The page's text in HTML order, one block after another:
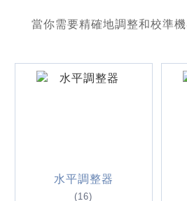
當你需要精確地調整和校準
穩定性和操作效率。傳統的
形和壓力過大的問題，導致
動或材料收縮時可迅速調整
料：所有承重和可移動部件
水平調整器
(16)